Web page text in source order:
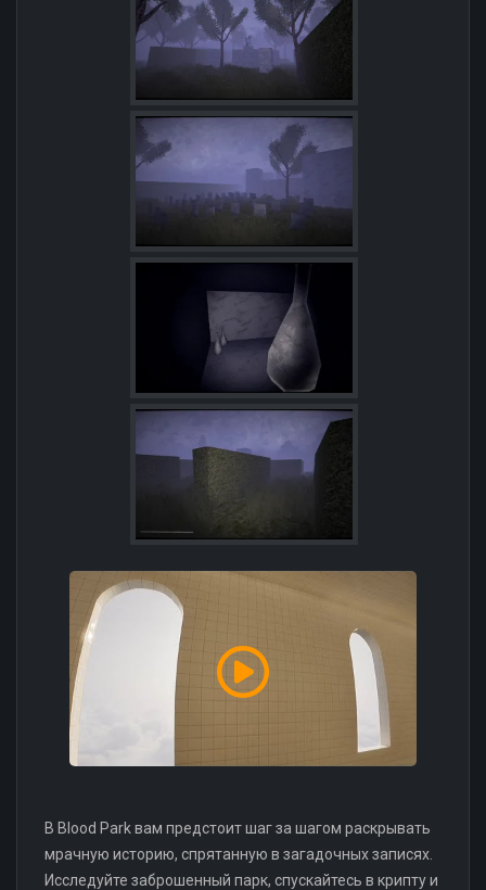
В Blood Park вам предстоит шаг за шагом раскрывать
мрачную историю, спрятанную в загадочных записях.
Исследуйте заброшенный парк, спускайтесь в крипту и